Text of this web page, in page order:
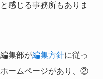
感じる事務所もありま
集部が編集方針に従っ
ームページがあり、②